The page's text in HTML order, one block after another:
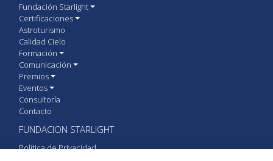
Fundación Starlight
Certificaciones
Astroturismo
Calidad Cielo
Formación
Comunicación
Premios
Eventos
Consultoría
Contacto
FUNDACION STARLIGHT
Política de Privacidad